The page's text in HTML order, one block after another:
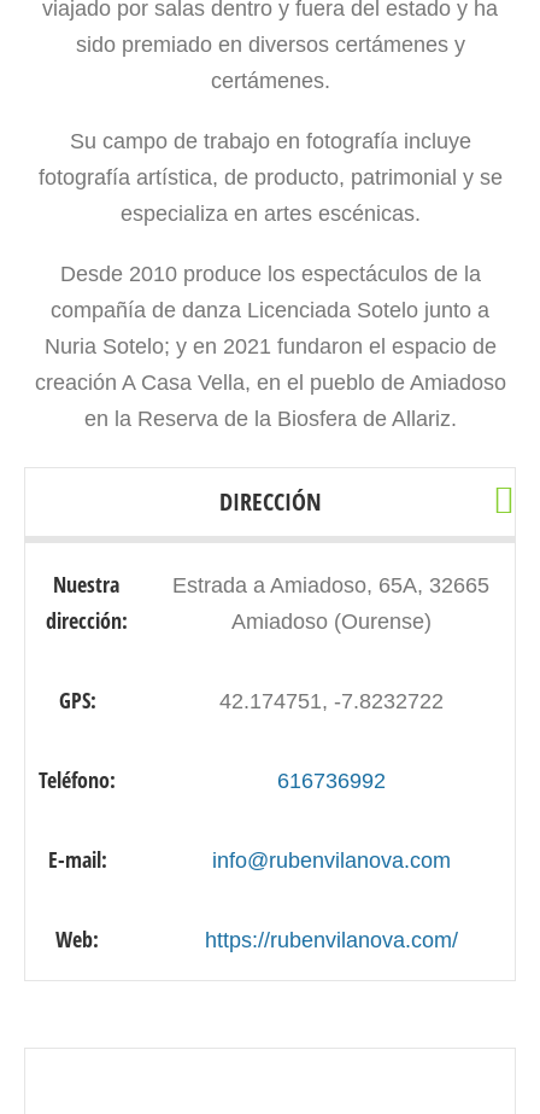
viajado por salas dentro y fuera del estado y ha
sido premiado en diversos certámenes y
certámenes.
Su campo de trabajo en fotografía incluye
fotografía artística, de producto, patrimonial y se
especializa en artes escénicas.
Desde 2010 produce los espectáculos de la
compañía de danza Licenciada Sotelo junto a
Nuria Sotelo; y en 2021 fundaron el espacio de
creación A Casa Vella, en el pueblo de Amiadoso
en la Reserva de la Biosfera de Allariz.
DIRECCIÓN
Nuestra
dirección:
Estrada a Amiadoso, 65A, 32665
Amiadoso (Ourense)
GPS: 42.174751, -7.8232722
Teléfono: 616736992
E-mail: info@rubenvilanova.com
Web: https://rubenvilanova.com/